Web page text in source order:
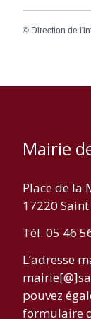
© Direction de
Mairie
Place de la
17220
Tél. 05 46
L’adresse
pouvez
formulaire